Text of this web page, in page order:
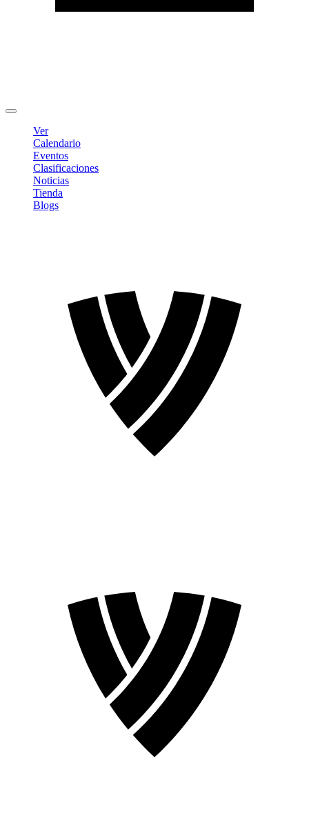
Ver
Calendario
Eventos
Clasificaciones
Noticias
Tienda
Blogs